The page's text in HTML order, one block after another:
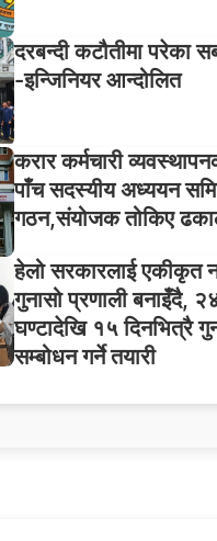
दरबन्दी कटौतीमा परेका
-इन्जिनियर आन्दोलित
करार कर्मचारी
पाँच सदस्यीय अध्ययन
गठन,संयोजक तोकिए
हेलो सरकारलाई एकीकृत
गुनासो प्रणाली बनाइँदै,
घण्टादेखि १५ दिनभित्रै
सम्बोधन गर्ने तयारी